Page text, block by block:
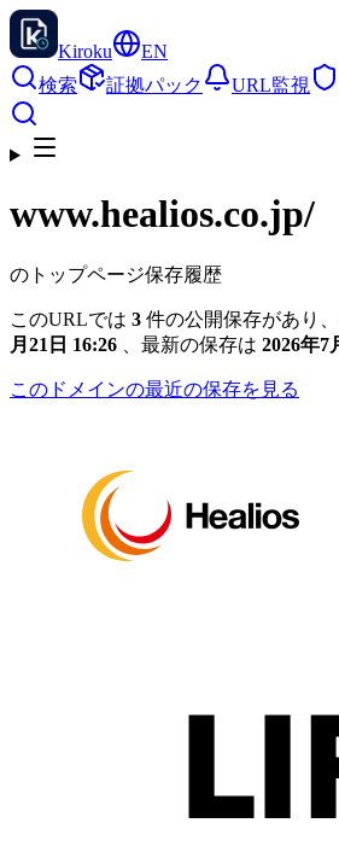
Kiroku
EN
検索
証拠パック URL監視
www.healios.co.jp/
のトップページ保存履歴
このURLでは 3 件の公開保存があり
月21日 16:26
、最新の保存は 2026年7
このドメインの最近の保存を見る